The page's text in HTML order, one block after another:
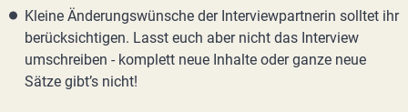
Kleine Änderungswünsche der Interviewpartnerin solltet ihr
berücksichtigen. Lasst euch aber nicht das Interview
umschreiben - komplett neue Inhalte oder ganze neue
Sätze gibt’s nicht!